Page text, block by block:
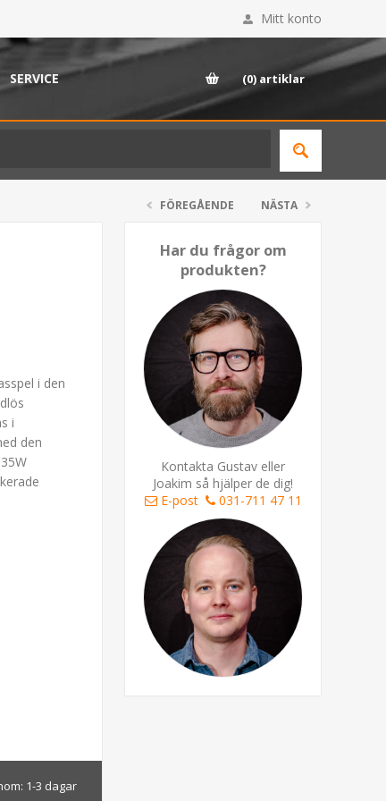
Mitt konto
SERVICE (0) artiklar
FÖREGÅENDE NÄSTA
Har du frågor om
produkten?
Kontakta Gustav eller
Joakim så hjälper de dig!
E-post
031-711 47 11
i den
i
den
1-3 dagar